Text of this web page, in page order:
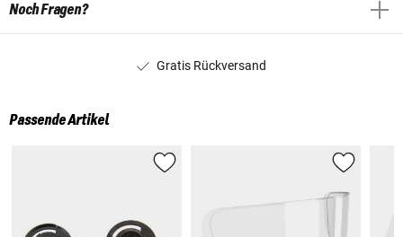
Noch Fragen?
Gratis Rückversand
Passende Artikel